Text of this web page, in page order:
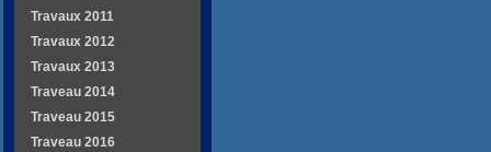
Travaux 2011
Travaux 2012
Travaux 2013
Traveau 2014
Traveau 2015
Traveau 2016